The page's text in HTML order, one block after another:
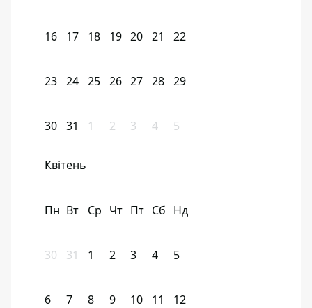
16 17 18 19 20 21 22
23 24 25 26 27 28 29
30 31 1 2 3 4 5
Квітень
Пн Вт Ср Чт Пт Сб Нд
30 31 1 2 3 4 5
6 7 8 9 10 11 12